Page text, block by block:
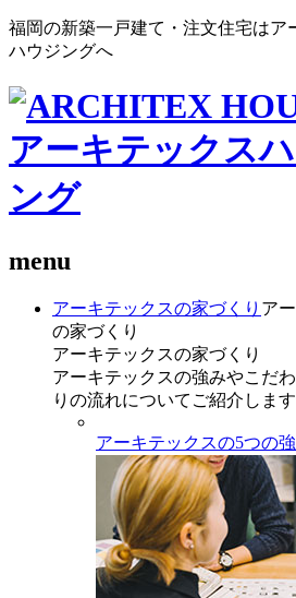
福岡の新築一戸建て・注文住宅はア
ハウジングへ
menu
アーキテックスの家づくり ア
の家づくり
アーキテックスの家づくり
アーキテックスの強みやこだ
りの流れについてご紹介します
アーキテックスの5つの